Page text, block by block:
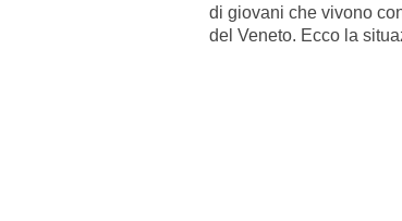
di giovani che vivono
del Veneto. Ecco la